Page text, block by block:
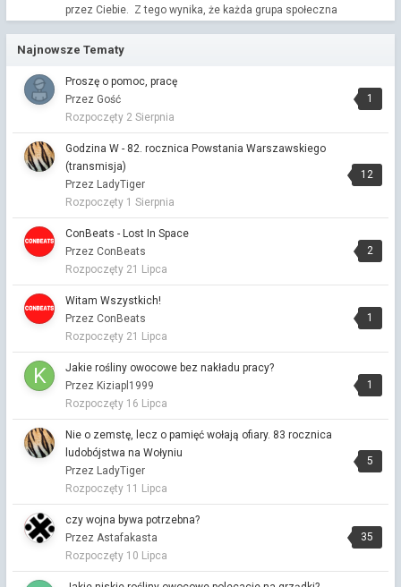
przez Ciebie. Z tego wynika, że każda grupa społeczna
kierującą tąże grupą. Można rozpatrywać w dwu kierunkach
czy wojna bywa potrzebna?
Przez Dżulia · Napisano
czy wojna bywa potrzebna?
Przez Dżulia ·
Moja logika jednoznacznie nie może się do tego ustosunkować.
Podejmę pojęcie zgody. Zgoda dotyczyła wypowiedzi, a to też
nasze działanie.
Centralny Port Komunikacyjny
Przez Dżulia · Napisano
Kapitanie, to nie przechwałki to fakty. Lubisz zawijańce?
Powijaki, bo dopiero zaczęto.
Centralny Port Komunikacyjny
Przez Dżulia ·
Napisano
7 godzin temu
Problem w wycięciu. mogli poszukać terenu bez drzew. Drzewa
to nasz oddech.
Przez Vitalinka ·
Napisano9 godzin temu
przyniosłam też szklaneczki🙂
Centralny Port Komunikacyjny
dobrze, bo w Polsce zimno...
Dziś narysowałem
Przez Vitalinka ·Napisano9 godzin temu
Najnowsze Tematy
1
Proszę o pomoc, pracę
Przez Gość
Rozpoczęty 2 Sierpnia
12
Godzina W - 82. rocznica Powstania Warszawskiego
(transmisja)
Przez LadyTiger
Rozpoczęty 1 Sierpnia
2
ConBeats - Lost In Space
Przez ConBeats
Rozpoczęty 21 Lipca
1
Witam Wszystkich!
Przez ConBeats
Rozpoczęty 21 Lipca
1
Jakie rośliny owocowe bez nakładu pracy?
Przez Kiziapl1999
Rozpoczęty 16 Lipca
5
Nie o zemstę, lecz o pamięć wołają ofiary. 83 rocznica
ludobójstwa na Wołyniu
Przez LadyTiger
Rozpoczęty 11 Lipca
35
czy wojna bywa potrzebna?
Przez Astafakasta
Rozpoczęty 10 Lipca